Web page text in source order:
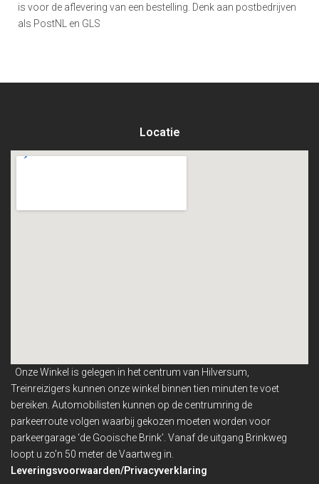
is voor de aflevering van een bestelling. Denk aan postbedrijven
als PostNL en GLS
Locatie
Onze Winkel is gelegen in het centrum van Hilversum,
Treinreizigers kunnen onze winkel binnentien minuten te voet
bereiken. Automobilisten kunnen op de centrumring de
parkeerroute volgen waarbij gekozen moeten worden voor
parkeergarage ‘de Gooische Brink’. Vanaf de uitgang Brinkweg
loopt u zo’n 50 meter de Vaartweg in.
Leveringsvoorwaarden/Privacyverklaring